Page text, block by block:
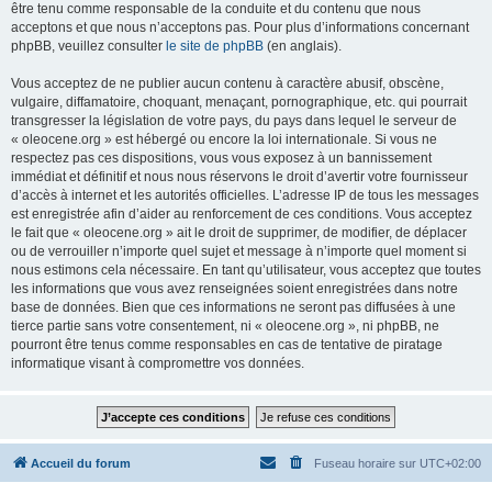
être tenu comme responsable de la conduite et du contenu que nous
acceptons et que nous n’acceptons pas. Pour plus d’informations concernant
phpBB, veuillez consulter le site de phpBB (en anglais).
Vous acceptez de ne publier aucun contenu à caractère abusif, obscène,
vulgaire, diffamatoire, choquant, menaçant, pornographique, etc. qui pourrait
transgresser la législation de votre pays, du pays dans lequel le serveur de
« oleocene.org » est hébergé ou encore la loi internationale. Si vous ne
respectez pas ces dispositions, vous vous exposez à un bannissement
immédiat et définitif et nous nous réservons le droit d’avertir votre fournisseur
d’accès à internet et les autorités officielles. L’adresse IP de tous les messages
est enregistrée afin d’aider au renforcement de ces conditions. Vous acceptez
le fait que « oleocene.org » ait le droit de supprimer, de modifier, de déplacer
ou de verrouiller n’importe quel sujet et message à n’importe quel moment si
nous estimons cela nécessaire. En tant qu’utilisateur, vous acceptez que toutes
les informations que vous avez renseignées soient enregistrées dans notre
base de données. Bien que ces informations ne seront pas diffusées à une
tierce partie sans votre consentement, ni « oleocene.org », ni phpBB, ne
pourront être tenus comme responsables en cas de tentative de piratage
informatique visant à compromettre vos données.
Accueil du forum Fuseau horaire sur UTC+02:00